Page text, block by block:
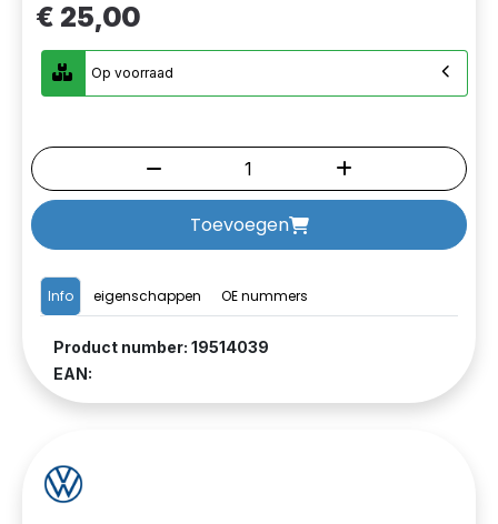
Info eigenschappen OE nummers
Product number: 19514039
EAN:
€ 25,00
Op voorraad
Toevoegen